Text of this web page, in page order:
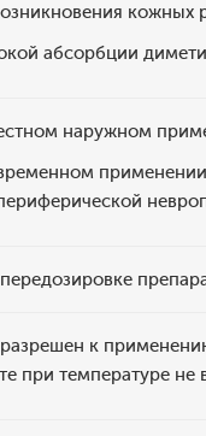
кожных
абсорбции
наружном
к
при температуре не